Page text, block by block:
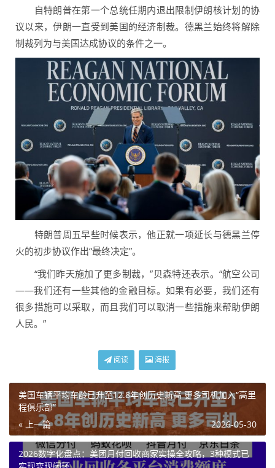
自特朗普在第一个总统任期内退出限制伊朗核计划的协
议以来，伊朗一直受到美国的经济制裁。德黑兰始终将解除
制裁列为与美国达成协议的条件之一。
特朗普周五早些时候表示，他正就一项延长与德黑兰停
火的初步协议作出“最终决定”。
“我们昨天施加了更多制裁，”贝森特还表示。“航空公司
——我们还有一些其他的金融目标。如果有必要，我们还有
很多措施可以采取，而且我们可以取消一些措施来帮助伊朗
人民。”
阅读 海报
美国车辆平均车龄已升至12.8年创历史新高 更多司机加入“高里
程俱乐部”
« 上一篇
2026-05-30
2026数字化盘点：美团月付回收商家实操全攻略，3种模式已